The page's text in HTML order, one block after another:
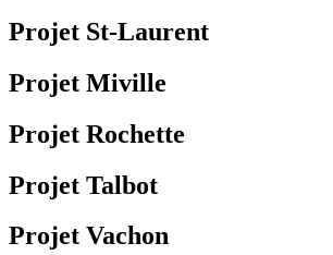
Projet St-Laurent
Projet Miville
Projet Rochette
Projet Talbot
Projet Vachon